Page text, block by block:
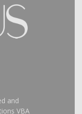
and
VBA